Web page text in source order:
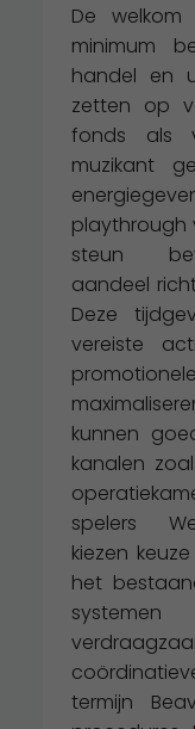
De
minimum
handel en
zetten op
fonds als
muzikant
playthrough
steun
aandeel
Deze
vereiste
kunnen
kanalen
spelers
kiezen
het
termijn